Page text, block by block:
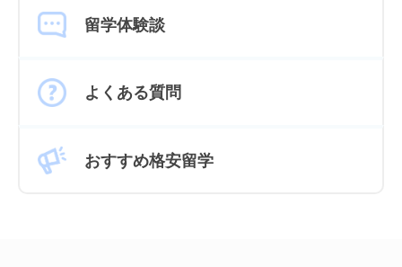
留学体験談
よくある質問
おすすめ格安留学